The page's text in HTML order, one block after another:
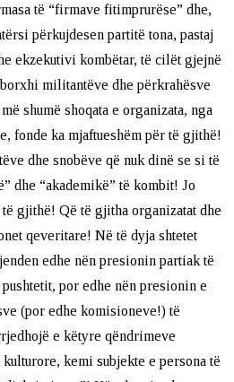
të “firmave fitimprurëse” dhe,
përkujdesen partitë tona, pastaj
ekzekutivi kombëtar, të cilët gjejnë
militantëve dhe përkrahësve
shumë shoqata e organizata, nga
fonde ka mjaftueshëm për të gjithë!
dhe snobëve që nuk dinë se si të
dhe “akademikë” të kombit! Jo
gjithë! Që të gjitha organizatat dhe
qeveritare! Në të dyja shtetet
edhe nën presionin partiak të
por edhe nën presionin e
(por edhe komisioneve!) të
e këtyre qëndrimeve
kemi subjekte e persona të